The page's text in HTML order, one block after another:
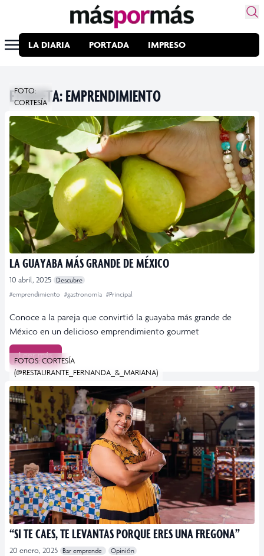
LA DIARIA PORTADA IMPRESO
ETIQUETA:EMPRENDIMIENTO
FOTO:
CORTESÍA
LA GUAYABA MÁS GRANDE DE MÉXICO
10 abril, 2025 Descubre
#emprendimiento #gastronomía #Principal
Conoce a la pareja que convirtió la guayaba más grande de
México en un delicioso emprendimiento gourmet
Leer más
FOTOS: CORTESÍA
(@RESTAURANTE_FERNANDA_&_MARIANA)
“SI TE CAES, TE LEVANTAS PORQUE ERES UNA FREGONA”
20 enero, 2025 Bar emprende
Opinión